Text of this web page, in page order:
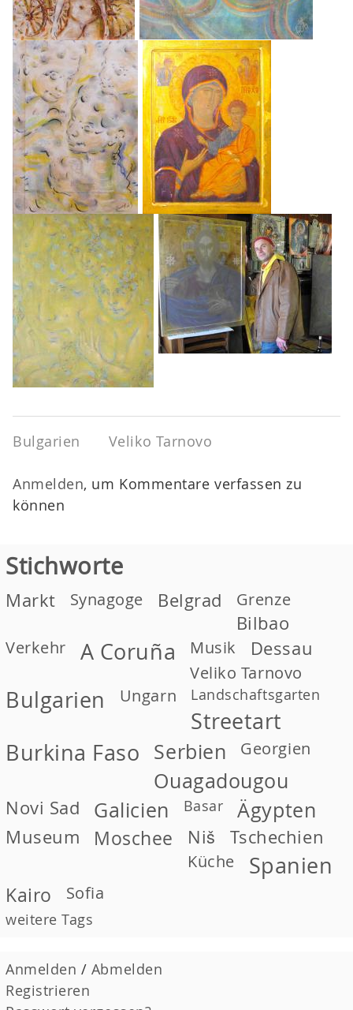
Bulgarien Veliko Tarnovo
Anmelden, um Kommentare verfassen zu
können
Stichworte
Markt Synagoge Belgrad Grenze
Bilbao
Verkehr A Coruña Musik Dessau
Veliko Tarnovo
Bulgarien Ungarn Landschaftsgarten
Streetart
Burkina Faso
Serbien Georgien
Ouagadougou
Novi Sad Galicien Basar Ägypten
Museum Moschee Niš Tschechien
Küche Spanien
Kairo Sofia
weitere Tags
Anmelden / Abmelden
Registrieren